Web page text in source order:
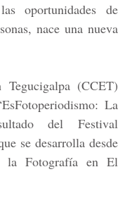
oportunidades de
nace una nueva
(CCET)
La
delFestival
se desarrolla desde
la Fotografía enEl